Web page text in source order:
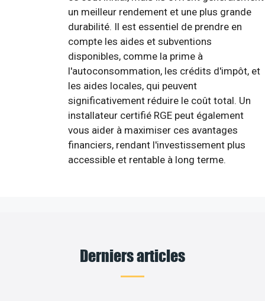
un meilleur rendement et une plus grande
durabilité. Il est essentiel de prendre en
compte les aides et subventions
disponibles, comme la prime à
l'autoconsommation, les crédits d'impôt, et
les aides locales, qui peuvent
significativement réduire le coût total. Un
installateur certifié RGE peut également
vous aider à maximiser ces avantages
financiers, rendant l'investissement plus
accessible et rentable à long terme.
Derniers articles